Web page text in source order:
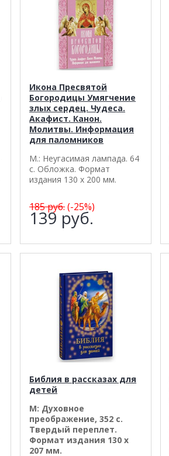
Икона Пресвятой
Богородицы Умягчение
злых сердец. Чудеса.
Акафист. Канон.
Молитвы. Информация
для паломников
М.: Неугасимая лампада. 64
с. Обложка. Формат
издания 130 х 200 мм.
185руб.(-25%)
139руб.
Библия в рассказах для
детей
М: Духовное
преображение, 352 с.
Твердый переплет.
Формат издания 130 х
207 мм.